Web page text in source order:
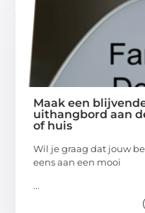
Maak een
uithangbord aan
of huis
Wil je graag dat jouw
eens aan een mooi
...